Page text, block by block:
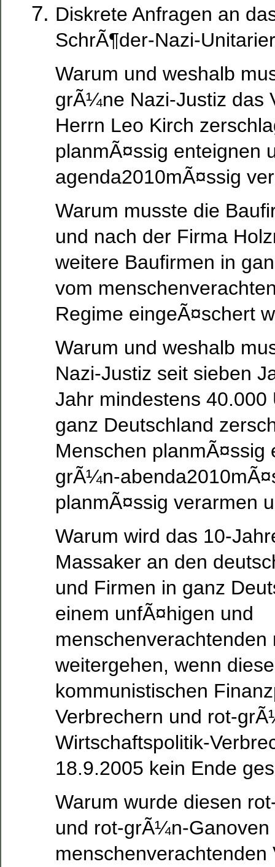
Diskrete Anfragen an
SchrÃ¶der-Nazi-
Warum und weshalb
grÃ¼ne Nazi-Justiz das
Herrn Leo Kirch
planmÃ¤ssig enteignen
agenda2010mÃ¤ssig
Warum musste die
und nach der Firma
weitere Baufirmen in
vom
Regime eingeÃ¤schert
Warum und weshalb
Nazi-Justiz seit sieben
Jahr mindestens 40.000
ganz Deutschland
Menschen planmÃ¤ssig
grÃ¼n-
planmÃ¤ssig verarmen
Warum wird das 10-
Massaker an den
und Firmen in ganz
einem unfÃ¤higen und
weitergehen, wenn
kommunistischen
Verbrechern und rot-
Wirtschaftspolitik-
18.9.2005 kein Ende
Warum wurde diesen
und rot-grÃ¼n-
menschenverachtenden